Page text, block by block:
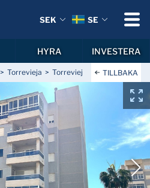
Torrevieja Torrevieja CentrumTILLBAKA
SEK SE
HYRA INVESTERA